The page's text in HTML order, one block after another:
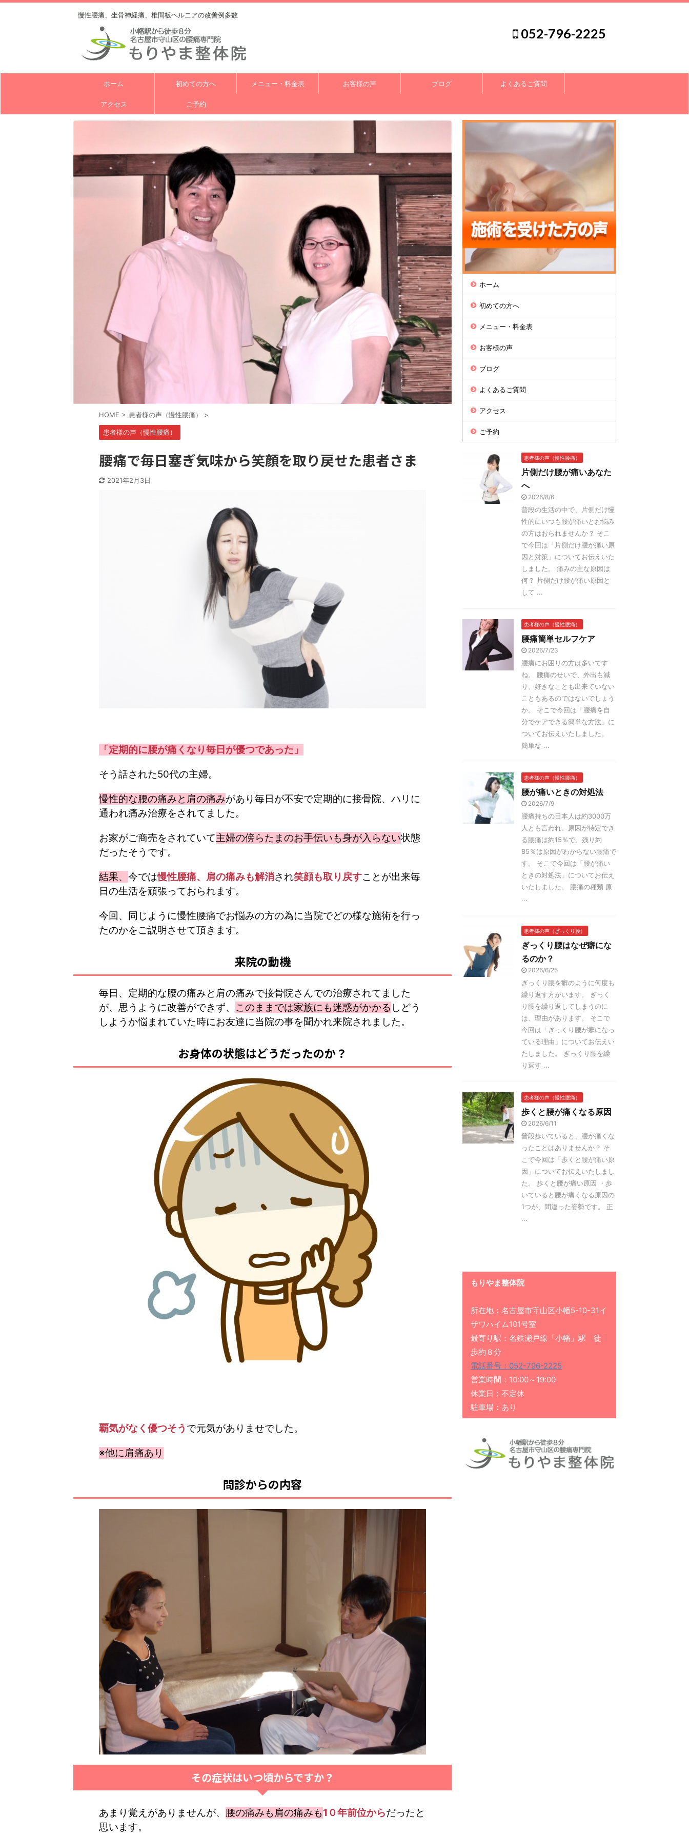
慢性腰痛、坐骨神経痛、椎間板ヘルニアの改善例多数
052-796-2225
ホーム 初めての方へ メニュー・料金表 お客様の声 ブログ よくあるご質問
アクセス ご予約
HOME > 患者様の声（慢性腰痛） >
患者様の声（慢性腰痛）
腰痛で毎日塞ぎ気味から笑顔を取り戻せた患者さま
2021年2月3日
「定期的に腰が痛くなり毎日が優つであった」
そう話された50代の主婦。
慢性的な腰の痛みと肩の痛みがあり毎日が不安で定期的に接骨院、ハリに
通われ痛み治療をされてました。
お家がご商売をされていて主婦の傍らたまのお手伝いも身が入らない状態
だったそうです。
結果、 今では慢性腰痛、肩の痛みも解消され笑顔も取り戻すことが出来毎
日の生活を頑張っておられます。
今回、同じように慢性腰痛でお悩みの方の為に当院でどの様な施術を行っ
たのかをご説明させて頂きます。
来院の動機
毎日、定期的な腰の痛みと肩の痛みで接骨院さんでの治療されてました
が、思うように改善ができず、 このままでは家族にも迷惑がかかる しどう
しようか悩まれていた時にお友達に当院の事を聞かれ来院されました。
お身体の状態はどうだったのか？
覇気がなく優つそう で元気がありませでした。
※他に肩痛あり
問診からの内容
その症状はいつ頃からですか？
あまり覚えがありませんが、 腰の痛みも肩の痛みも1０年前位からだったと
思います。
ホーム
初めての方へ
メニュー・料金表
お客様の声
ブログ
よくあるご質問
アクセス
ご予約
患者様の声（慢性腰痛）
片側だけ腰が痛いあなた
へ
2026/8/6
普段の生活の中で、片側だけ慢
性的にいつも腰が痛いとお悩み
の方はおられませんか？ そこ
で今回は「片側だけ腰が痛い原
因と対策」についてお伝えいた
しました。 痛みの主な原因は
何？ 片側だけ腰が痛い原因と
して ...
患者様の声（慢性腰痛）
腰痛簡単セルフケア
2026/7/23
腰痛にお困りの方は多いです
ね。 腰痛のせいで、外出も減
り、好きなことも出来ていない
こともあるのではないでしょう
か。 そこで今回は「腰痛を自
分でケアできる簡単な方法」に
ついてお伝えいたしました。
簡単な ...
患者様の声（慢性腰痛）
腰が痛いときの対処法
2026/7/9
腰痛持ちの日本人は約3000万
人とも言われ、原因が特定でき
る腰痛は約15％で、残り約
85％は原因がわからない腰痛で
す。 そこで今回は「腰が痛い
ときの対処法」についてお伝え
いたしました。 腰痛の種類 原
...
患者様の声（ぎっくり腰）
ぎっくり腰はなぜ癖にな
るのか？
2026/6/25
ぎっくり腰を癖のように何度も
繰り返す方がいます。 ぎっく
り腰を繰り返してしまうのに
は、理由があります。 そこで
今回は「ぎっくり腰が癖になっ
ている理由」についてお伝えい
たしました。 ぎっくり腰を繰
り返す ...
患者様の声（慢性腰痛）
歩くと腰が痛くなる原因
2026/6/11
普段歩いていると、腰が痛くな
ったことはありませんか？ そ
こで今回は「歩くと腰が痛い原
因」についてお伝えいたしまし
た。 歩くと腰が痛い原因 ・歩
いていると腰が痛くなる原因の
1つが、間違った姿勢です。 正
...
もりやま整体院
所在地：名古屋市守山区小幡5-10-31イ
ザワハイム101号室
最寄り駅：名鉄瀬戸線「小幡」駅 徒
歩約８分
電話番号：052-796-2225
営業時間：10:00～19:00
休業日：不定休
駐車場：あり